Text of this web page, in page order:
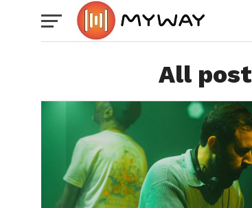
All